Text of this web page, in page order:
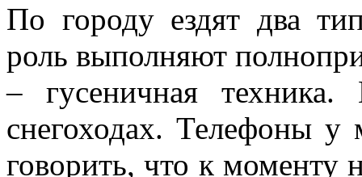
По городу ездят два
роль выполняют
– гусеничная
снегоходах. Телефоны у
говорить, что к моменту